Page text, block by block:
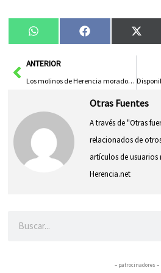
Compartir
en
WhatsAppCompartir
en
Facebook
en
X
AntANTERIOR
Los molinos de Herencia morados por el Día Internacional del Síndrome de Dravet
Otras Fuentes
A través de "Otras
relacionados de
artículos de usuarios
Herencia.net
– patrocinadores –